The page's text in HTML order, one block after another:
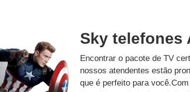
Sky telefones
Encontrar o pacote de TV
nossos atendentes estão
que é perfeito para